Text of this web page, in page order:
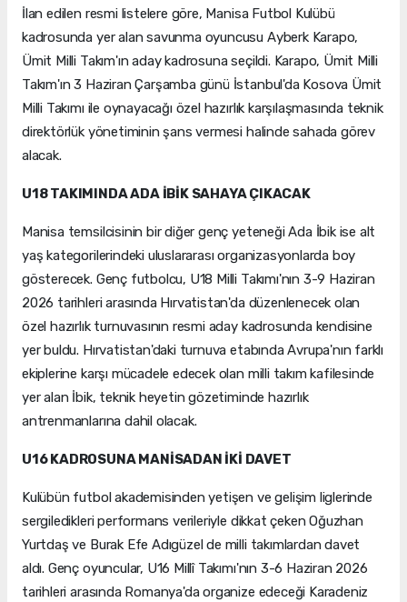
İlan edilen resmi listelere göre, Manisa Futbol Kulübü
kadrosunda yer alan savunma oyuncusu Ayberk Karapo,
Ümit Milli Takım'ın aday kadrosuna seçildi. Karapo, Ümit Milli
Takım'ın 3 Haziran Çarşamba günü İstanbul'da Kosova Ümit
Milli Takımı ile oynayacağı özel hazırlık karşılaşmasında teknik
direktörlük yönetiminin şans vermesi halinde sahada görev
alacak.
U18 TAKIMINDA ADA İBİK SAHAYA ÇIKACAK
Manisa temsilcisinin bir diğer genç yeteneği Ada İbik ise alt
yaş kategorilerindeki uluslararası organizasyonlarda boy
gösterecek. Genç futbolcu, U18 Milli Takımı'nın 3-9 Haziran
2026 tarihleri arasında Hırvatistan'da düzenlenecek olan
özel hazırlık turnuvasının resmi aday kadrosunda kendisine
yer buldu. Hırvatistan'daki turnuva etabında Avrupa'nın farklı
ekiplerine karşı mücadele edecek olan milli takım kafilesinde
yer alan İbik, teknik heyetin gözetiminde hazırlık
antrenmanlarına dahil olacak.
U16 KADROSUNA MANİSADAN İKİ DAVET
Kulübün futbol akademisinden yetişen ve gelişim liglerinde
sergiledikleri performans verileriyle dikkat çeken Oğuzhan
Yurtdaş ve Burak Efe Adıgüzel de milli takımlardan davet
aldı. Genç oyuncular, U16 Millî Takımı'nın 3-6 Haziran 2026
tarihleri arasında Romanya'da organize edeceği Karadeniz